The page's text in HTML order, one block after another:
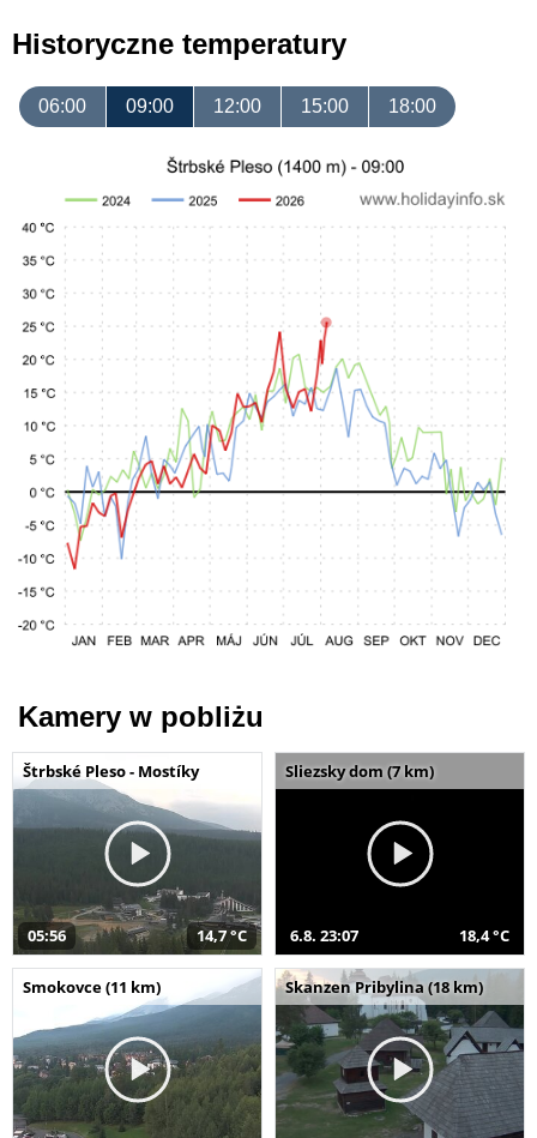
Historyczne temperatury
06:00 09:00 12:00 15:00 18:00
Kamery w pobliżu
Štrbské Pleso - Mostíky
05:56 14,7 °C
Sliezsky dom (7 km)
6.8. 23:07 18,4 °C
Smokovce (11 km) Skanzen Pribylina (18 km)